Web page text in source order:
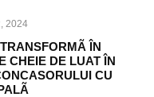
2024
ÎN
CHEIE DE LUAT ÎN
CU